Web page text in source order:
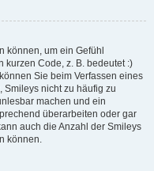
können, um ein Gefühl
kurzen Code, z. B. bedeutet :)
Sie beim Verfassen eines
Smileys nicht zu häufig zu
machen und ein
überarbeiten oder gar
auch die Anzahl der Smileys
können.